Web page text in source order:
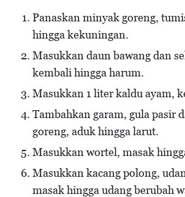
Panaskan minyak goreng,
hingga kekuningan.
Masukkan daun bawang dan
kembali hingga harum.
Masukkan 1 liter kaldu ayam,
Tambahkan garam, gula pasir
goreng, aduk hingga larut.
Masukkan wortel, masak
Masukkan kacang polong,
masak hingga udang berubah